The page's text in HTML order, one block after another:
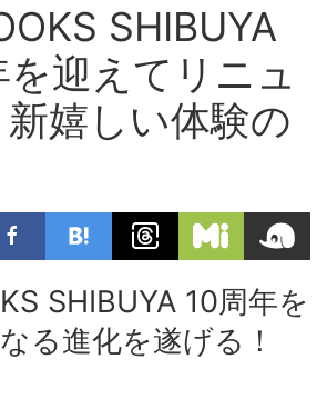
SHIBUYA
迎えてリニュ
嬉しい体験の
SHIBUYA 10周年を
る進化を遂げる！